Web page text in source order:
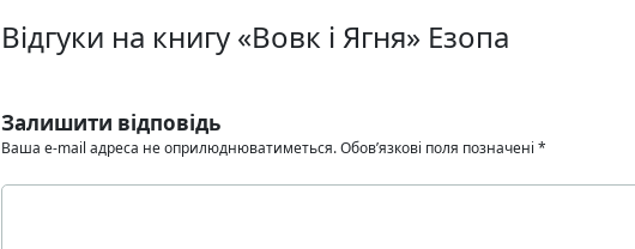
Відгуки на книгу «Вовк і Ягня» Езопа
Залишити відповідь
Ваша e-mail адреса не оприлюднюватиметься.Обов’язкові поля позначені *